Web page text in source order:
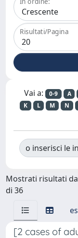
Risultati/Pagina
Vai a: 0-9 A
K
L M N
o inserisci le
Mostrati risultati
di 36
[2 cases of